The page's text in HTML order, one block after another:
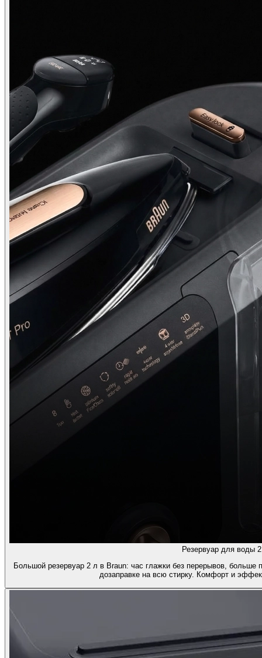
Резервуар для воды
Большой резервуар 2 л в Braun: час глажки без перерывов,
дозаправке на всю стирку. Комфорт и